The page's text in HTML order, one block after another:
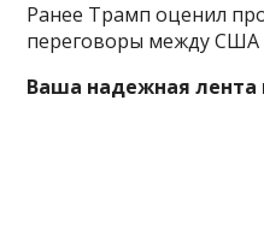
Ранее Трамп оценил
переговоры между США
Ваша надежная лента